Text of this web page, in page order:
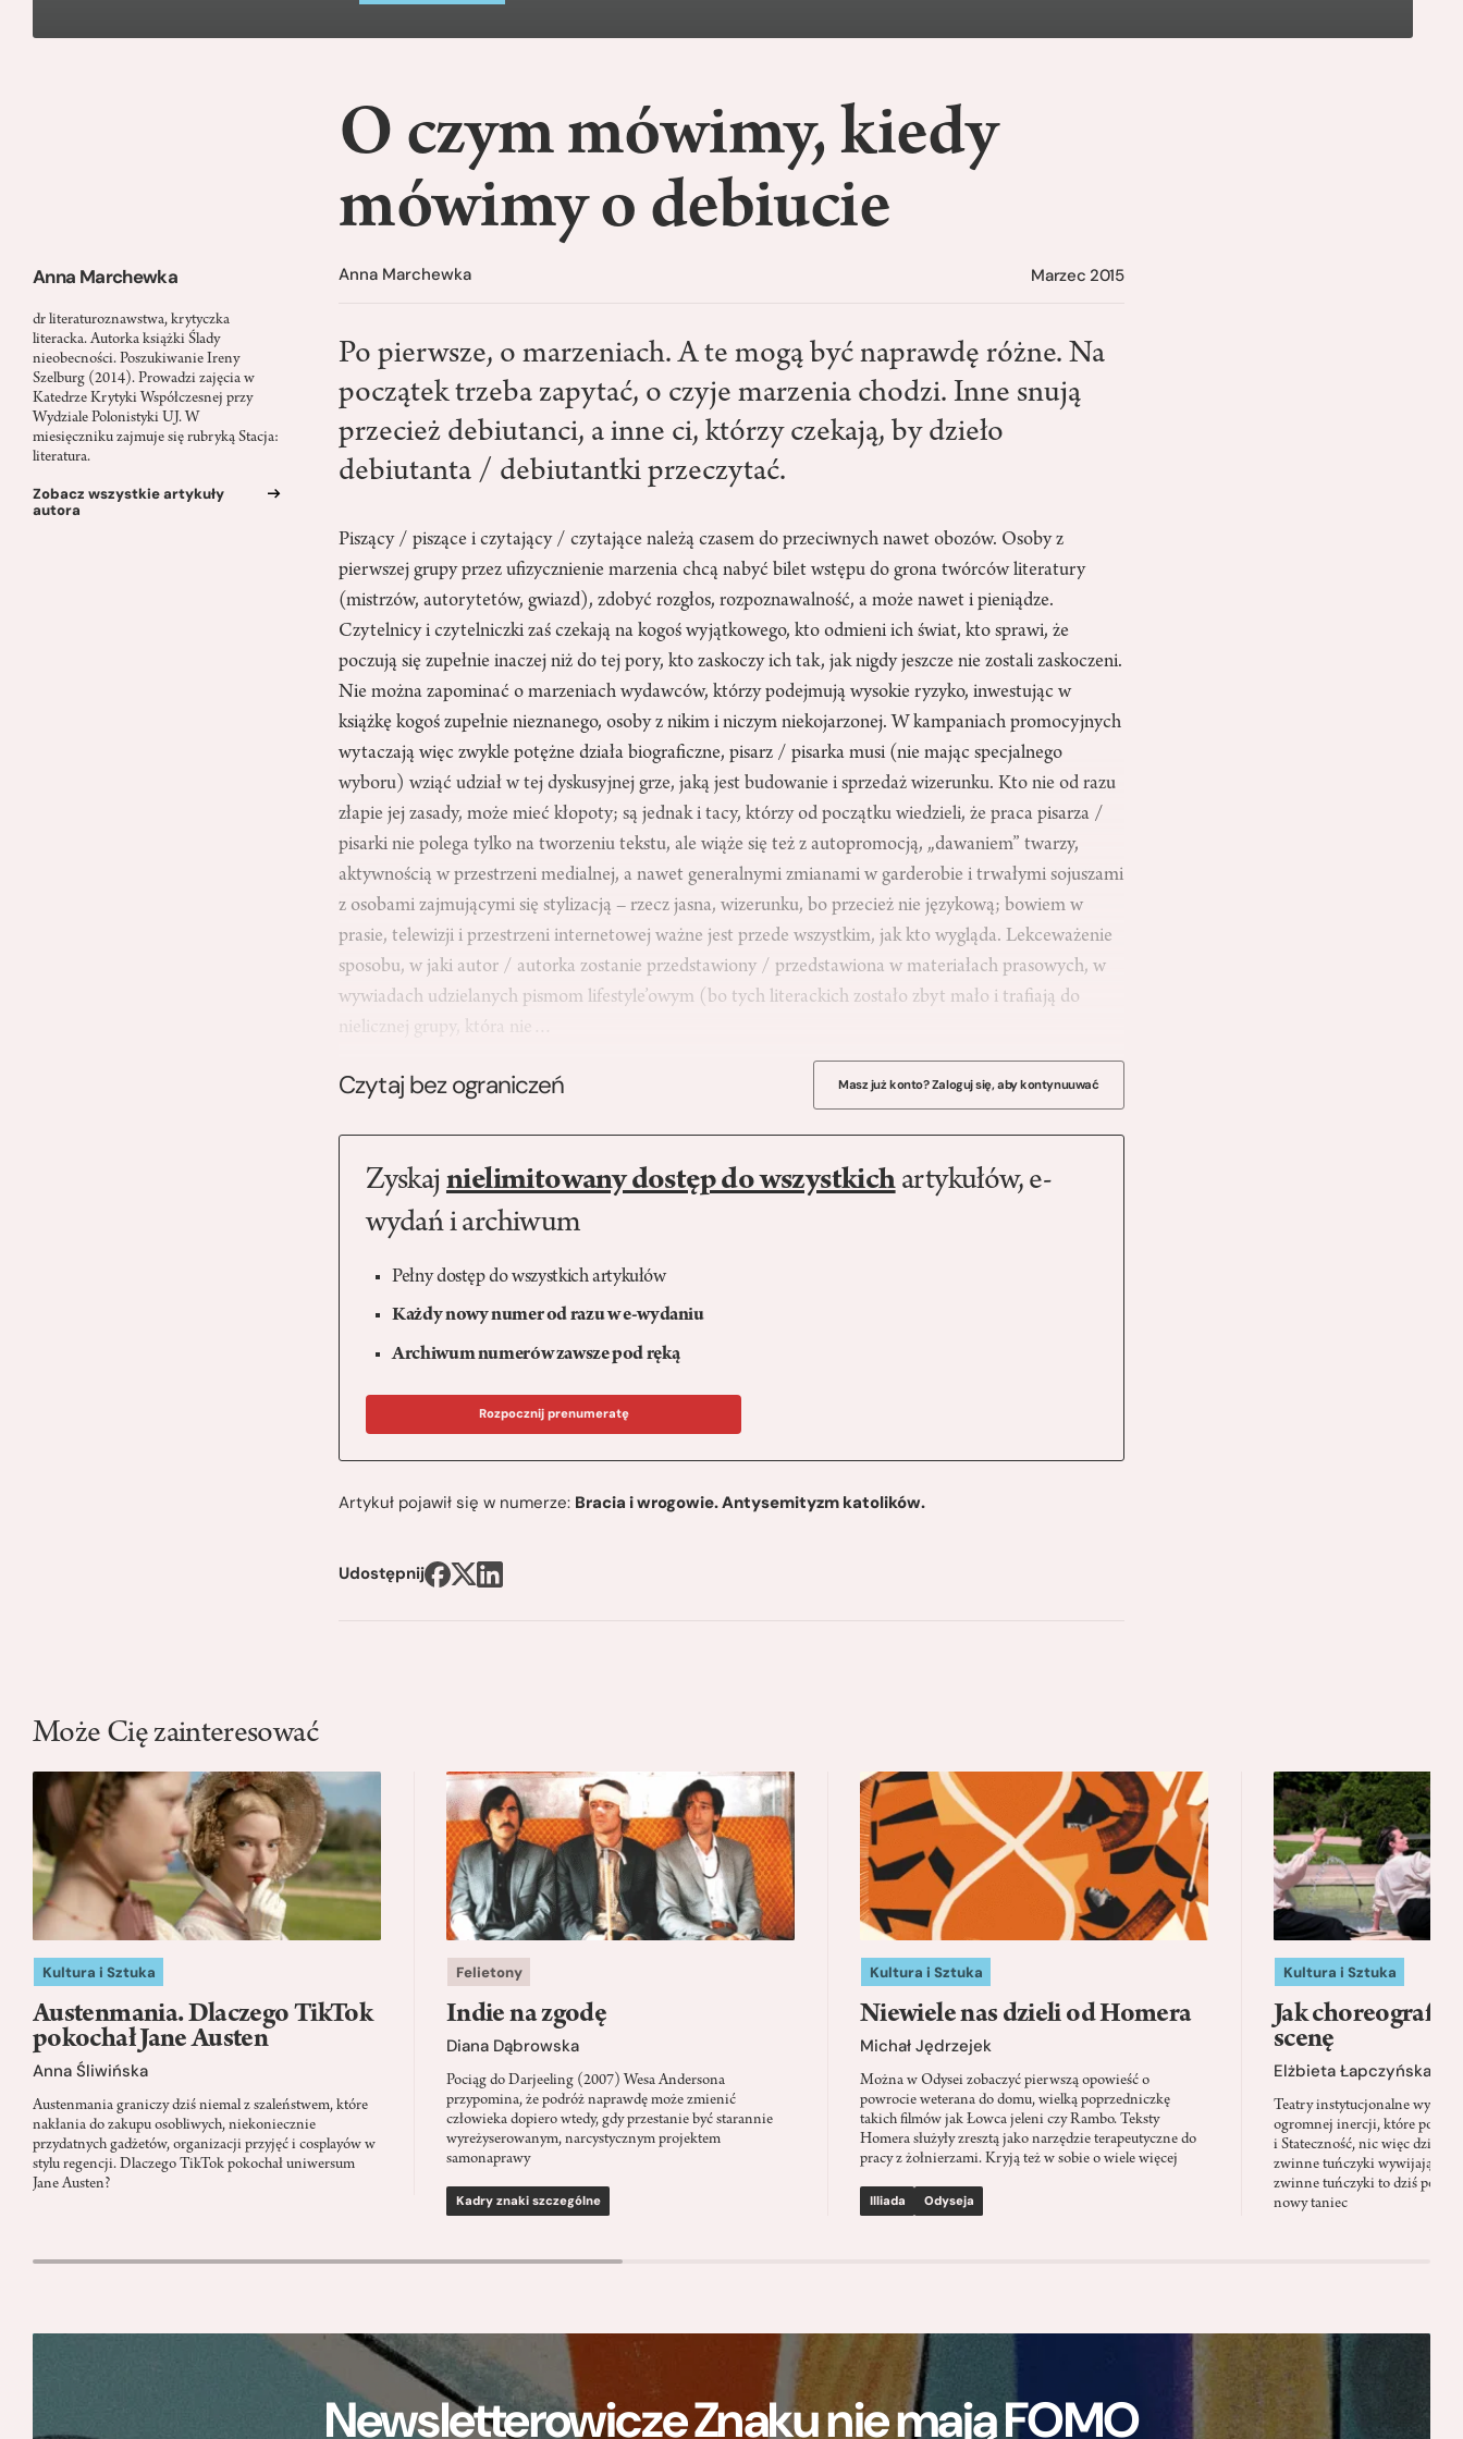
Anna Marchewka
dr literaturoznawstwa, krytyczka
literacka. Autorka książki Ślady
nieobecności. Poszukiwanie Ireny
Szelburg (2014). Prowadzi zajęcia w
Katedrze Krytyki Współczesnej przy
Wydziale Polonistyki UJ. W
miesięczniku zajmuje się rubryką Stacja:
literatura.
Zobacz wszystkie artykuły
autora
O czym mówimy, kiedy
mówimy o debiucie
Anna Marchewka Marzec 2015
Po pierwsze, o marzeniach. A te mogą być naprawdę różne. Na
początek trzeba zapytać, o czyje marzenia chodzi. Inne snują
przecież debiutanci, a inne ci, którzy czekają, by dzieło
debiutanta / debiutantki przeczytać.
Piszący / piszące i czytający / czytające należą czasem do przeciwnych nawet obozów. Osoby z
pierwszej grupy przez ufizycznienie marzenia chcą nabyć bilet wstępu do grona twórców literatury
(mistrzów, autorytetów, gwiazd), zdobyć rozgłos, rozpoznawalność, a może nawet i pieniądze.
Czytelnicy i czytelniczki zaś czekają na kogoś wyjątkowego, kto odmieni ich świat, kto sprawi, że
poczują się zupełnie inaczej niż do tej pory, kto zaskoczy ich tak, jak nigdy jeszcze nie zostali zaskoczeni.
Nie można zapominać o marzeniach wydawców, którzy podejmują wysokie ryzyko, inwestując w
książkę kogoś zupełnie nieznanego, osoby z nikim i niczym niekojarzonej. W kampaniach promocyjnych
wytaczają więc zwykle potężne działa biograficzne, pisarz / pisarka musi (nie mając specjalnego
wyboru) wziąć udział w tej dyskusyjnej grze, jaką jest budowanie i sprzedaż wizerunku. Kto nie od razu
złapie jej zasady, może mieć kłopoty; są jednak i tacy, którzy od początku wiedzieli, że praca pisarza /
pisarki nie polega tylko na tworzeniu tekstu, ale wiąże się też z autopromocją, „dawaniem” twarzy,
aktywnością w przestrzeni medialnej, a nawet generalnymi zmianami w garderobie i trwałymi sojuszami
z osobami zajmującymi się stylizacją – rzecz jasna, wizerunku, bo przecież nie językową; bowiem w
prasie, telewizji i przestrzeni internetowej ważne jest przede wszystkim, jak kto wygląda. Lekceważenie
sposobu, w jaki autor / autorka zostanie przedstawiony / przedstawiona w materiałach prasowych, w
wywiadach udzielanych pismom lifestyle’owym (bo tych literackich zostało zbyt mało i trafiają do
nielicznej grupy, która nie…
Czytaj bez ograniczeń Masz już konto? Zaloguj się, aby kontynuuwać
Zyskaj nielimitowany dostęp do wszystkichartykułów, e-
wydań i archiwum
Pełny dostęp do wszystkich artykułów
Każdy nowy numer od razu w e-wydaniu
Archiwum numerów zawsze pod ręką
Rozpocznij prenumeratę
Artykuł pojawił się w numerze: Bracia i wrogowie. Antysemityzm katolików.
Udostępnij
Może Cię zainteresować
Kultura i Sztuka
Austenmania. Dlaczego TikTok
pokochał Jane Austen
Anna Śliwińska
Austenmania graniczy dziś niemal z szaleństwem, które
nakłania do zakupu osobliwych, niekoniecznie
przydatnych gadżetów, organizacji przyjęć i cosplayów w
stylu regencji. Dlaczego TikTok pokochał uniwersum
Jane Austen?
Felietony
Indie na zgodę
Diana Dąbrowska
Pociąg do Darjeeling (2007) Wesa Andersona
przypomina, że podróż naprawdę może zmienić
człowieka dopiero wtedy, gdy przestanie być starannie
wyreżyserowanym, narcystycznym projektem
samonaprawy
Kadry znaki szczególne
Kultura i Sztuka
Niewiele nas dzieli od Homera
Michał Jędrzejek
Można w Odysei zobaczyć pierwszą opowieść o
powrocie weterana do domu, wielką poprzedniczkę
takich filmów jak Łowca jeleni czy Rambo. Teksty
Homera służyły zresztą jako narzędzie terapeutyczne do
pracy z żołnierzami. Kryją też w sobie o wiele więcej
Illiada Odyseja
Kultura i Sztuka
Jak
scenę
Elżbieta Łapczyńska
Teatry instytucjonalne
ogromnej inercji, które ponad
i Stateczność, nic więc
zwinne tuńczyki wywijają
zwinne tuńczyki to dziś
nowy taniec
Newsletterowicze Znaku nie mają FOMO